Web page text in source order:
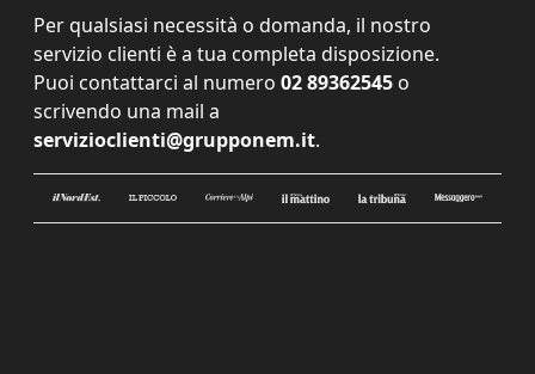
Per qualsiasi necessità o domanda, il nostro
servizio clienti è a tua completa disposizione.
Puoi contattarci al numero 02 89362545 o
scrivendo una mail a
servizioclienti@grupponem.it.